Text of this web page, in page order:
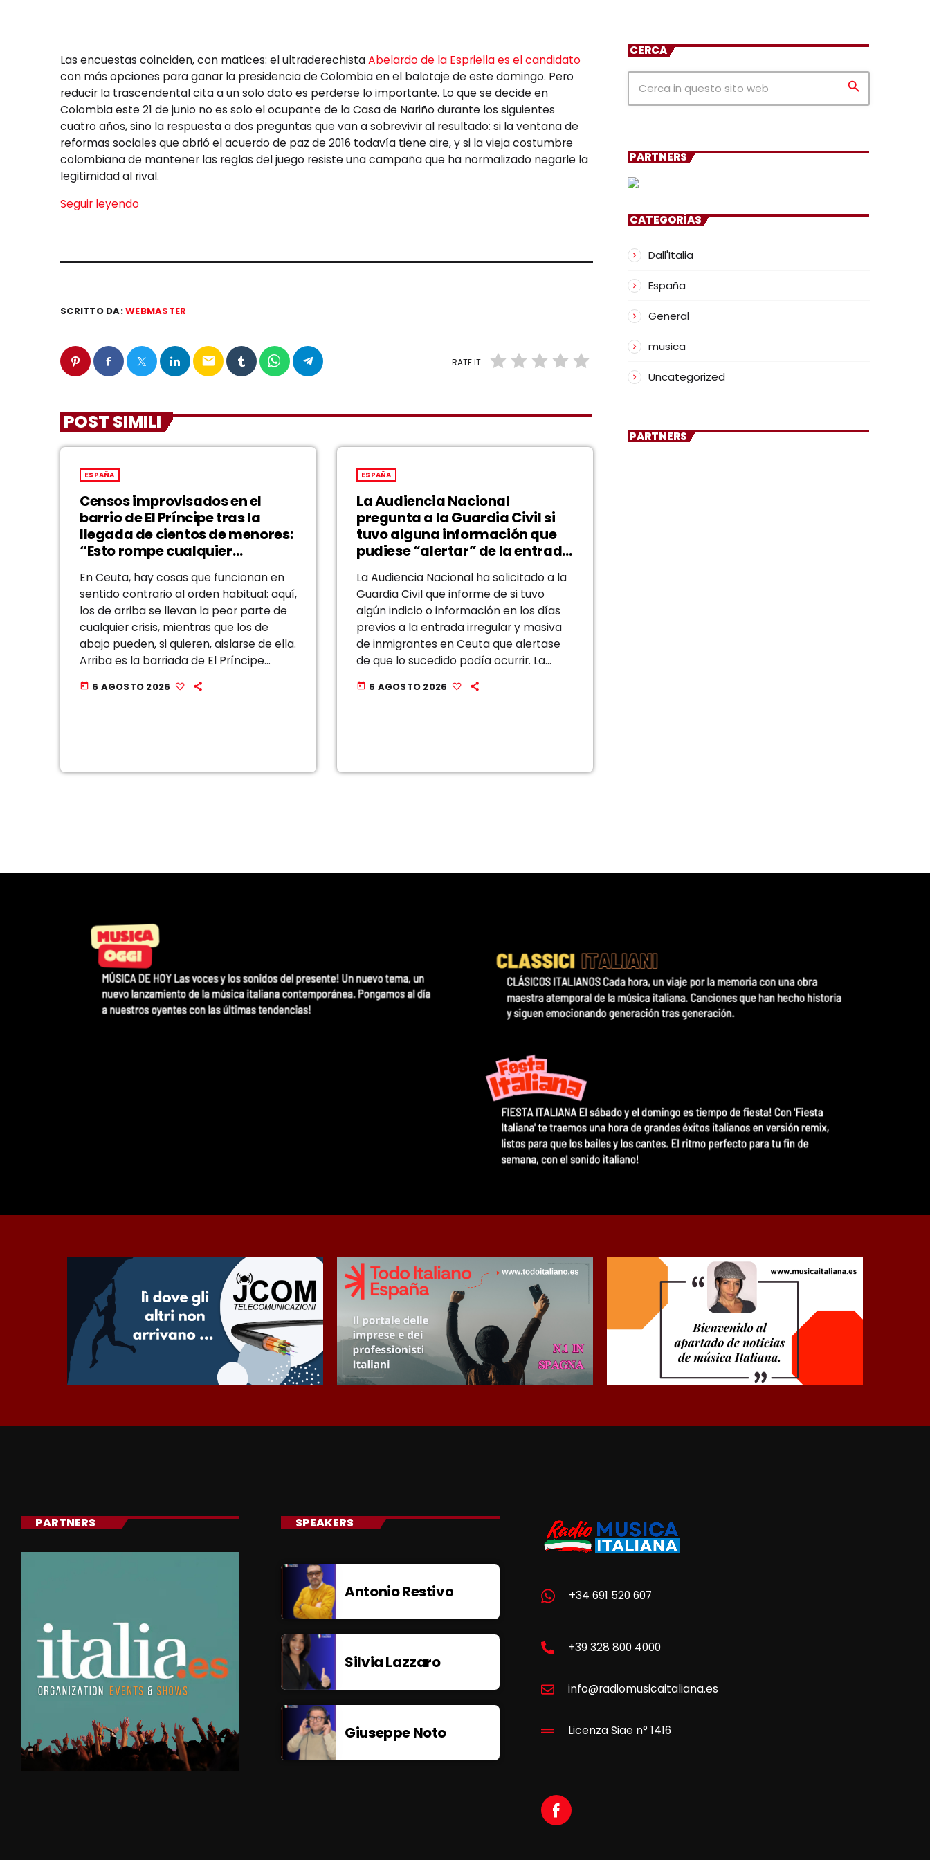
Las encuestas coinciden, con matices: el ultraderechistaAbelardo de la Espriella es el candidato
con más opciones para ganar la presidencia de Colombia en el balotaje de este domingo. Pero
reducir la trascendental cita a un solo dato es perderse lo importante. Lo que se decide en
Colombia este 21 de junio no es solo el ocupante de la Casa de Nariño durante los siguientes
cuatro años, sino la respuesta a dos preguntas que van a sobrevivir al resultado: si la ventana de
reformas sociales que abrió el acuerdo de paz de 2016 todavía tiene aire, y si la vieja costumbre
colombiana de mantener las reglas del juego resiste una campaña que ha normalizado negarle la
legitimidad al rival.
Seguir leyendo
SCRITTO DA:WEBMASTER
email RATE IT
POST SIMILI
ESPAÑA
Censos improvisados en el
barrio de El Príncipe tras la
llegada de cientos de menores:
“Esto rompe cualquier
En Ceuta, hay cosas que funcionan en
sentido contrario al orden habitual: aquí,
los de arriba se llevan la peor parte de
cualquier crisis, mientras que los de
abajo pueden, si quieren, aislarse de ella.
Arriba es la barriada de El Príncipe
Alfonso, que sigue cargando con la
vitola de […]
today 6 AGOSTO 2026
ESPAÑA
La Audiencia Nacional
pregunta a la Guardia Civil si
tuvo alguna información que
pudiese “alertar” de la entrada
La Audiencia Nacional ha solicitado a la
Guardia Civil que informe de si tuvo
algún indicio o información en los días
previos a la entrada irregular y masiva
de inmigrantes en Ceuta que alertase
de que lo sucedido podía ocurrir. La
jueza María Tardón ha dado el paso a
raíz […]
today 6 AGOSTO 2026
CERCA
search
PARTNERS
CATEGORÍAS
Dall'Italia
España
General
musica
Uncategorized
PARTNERS
PARTNERS SPEAKERS
Antonio Restivo
Silvia Lazzaro
Giuseppe Noto
+34 691 520 607
+39 328 800 4000
info@radiomusicaitaliana.es
Licenza Siae n° 1416